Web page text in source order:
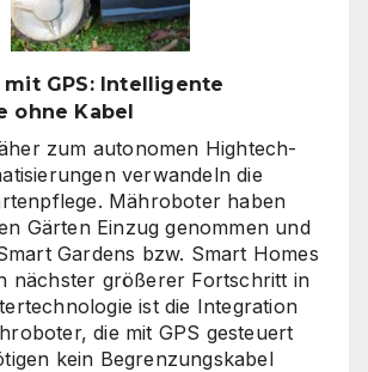
GPS: Intelligente
ohne Kabel
zum autonomen Hightech-
verwandeln die
Mähroboter haben
Gärten Einzug genommen und
Gardens bzw. Smart Homes
nächster größerer Fortschritt in
ist die Integration
die mit GPS gesteuert
kein Begrenzungskabel